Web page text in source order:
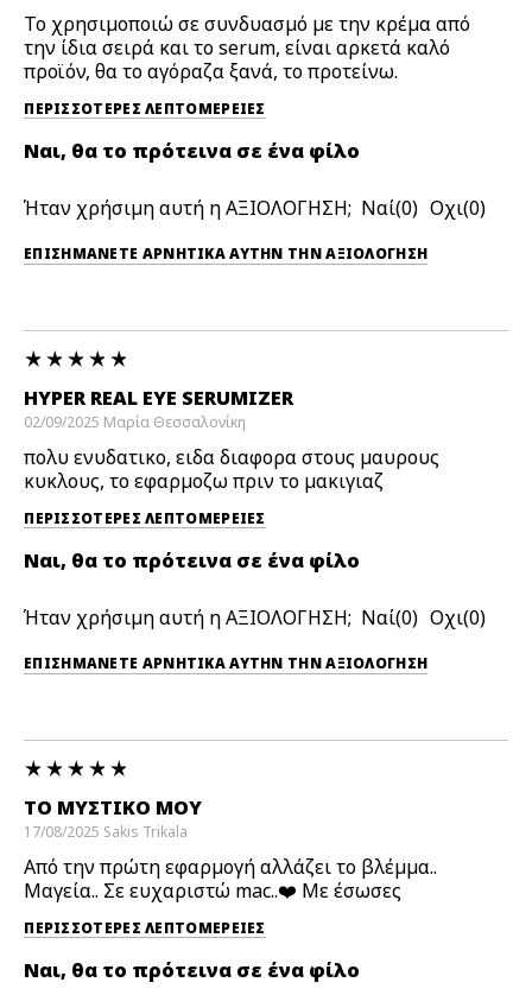
Το χρησιμοποιώ σε συνδυασμό με την κρέμα από
την ίδια σειρά και το serum, είναι αρκετά καλό
προϊόν, θα το αγόραζα ξανά, το προτείνω.
ΠΕΡΙΣΣΌΤΕΡΕΣ ΛΕΠΤΟΜΈΡΕΙΕΣ
Ναι, θα το πρότεινα σε ένα φίλο
Ήταν χρήσιμη αυτή η ΑΞΙΟΛΟΓΗΣΗ; 0 0
ΕΠΙΣΗΜΆΝΕΤΕ ΑΡΝΗΤΙΚΆ ΑΥΤΉΝ ΤΗΝ ΑΞΙΟΛΟΓΗΣΗ
HYPER REAL EYE SERUMIZER
02/09/2025 Mαρία Θεσσαλονίκη
πολυ ενυδατικο, ειδα διαφορα στους μαυρους
κυκλους, το εφαρμοζω πριν το μακιγιαζ
ΠΕΡΙΣΣΌΤΕΡΕΣ ΛΕΠΤΟΜΈΡΕΙΕΣ
Ναι, θα το πρότεινα σε ένα φίλο
Ήταν χρήσιμη αυτή η ΑΞΙΟΛΟΓΗΣΗ; 0 0
ΕΠΙΣΗΜΆΝΕΤΕ ΑΡΝΗΤΙΚΆ ΑΥΤΉΝ ΤΗΝ ΑΞΙΟΛΟΓΗΣΗ
ΤΟ ΜΥΣΤΙΚΌ ΜΟΥ
17/08/2025 Sakis Trikala
Από την πρώτη εφαρμογή αλλάζει το βλέμμα..
Μαγεία.. Σε ευχαριστώ mac..❤️ Με έσωσες
ΠΕΡΙΣΣΌΤΕΡΕΣ ΛΕΠΤΟΜΈΡΕΙΕΣ
Ναι, θα το πρότεινα σε ένα φίλο